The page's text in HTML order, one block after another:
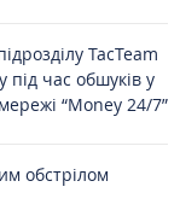
TacTeam
під час обшуків у
“Money 24/7”
обстрілом